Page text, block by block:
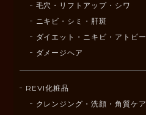
毛穴・リフトアップ・シワ
ニキビ・シミ・肝斑
ダイエット・ニキビ・アトピー
ダメージヘア
REVI化粧品
クレンジング・洗顔・角質ケア